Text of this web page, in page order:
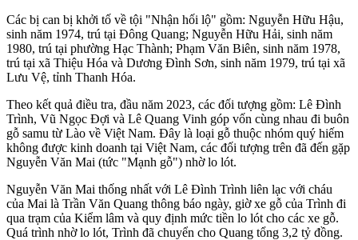
Các bị can bị khởi tố về tội "Nhận hối lộ" gồm: Nguyễn Hữu Hậu,
sinh năm 1974, trú tại Đông Quang; Nguyễn Hữu Hải, sinh năm
1980, trú tại phường Hạc Thành; Phạm Văn Biên, sinh năm 1978,
trú tại xã Thiệu Hóa và Dương Đình Sơn, sinh năm 1979, trú tại xã
Lưu Vệ, tỉnh Thanh Hóa.
Theo kết quả điều tra, đầu năm 2023, các đối tượng gồm: Lê Đình
Trình, Vũ Ngọc Đợi và Lê Quang Vinh góp vốn cùng nhau đi buôn
gỗ samu từ Lào về Việt Nam. Đây là loại gỗ thuộc nhóm quý hiếm
không được kinh doanh tại Việt Nam, các đối tượng trên đã đến gặp
Nguyễn Văn Mai (tức "Mạnh gỗ") nhờ lo lót.
Nguyễn Văn Mai thống nhất với Lê Đình Trình liên lạc với cháu
của Mai là Trần Văn Quang thông báo ngày, giờ xe gỗ của Trình đi
qua trạm của Kiểm lâm và quy định mức tiền lo lót cho các xe gỗ.
Quá trình nhờ lo lót, Trình đã chuyển cho Quang tổng 3,2 tỷ đồng.